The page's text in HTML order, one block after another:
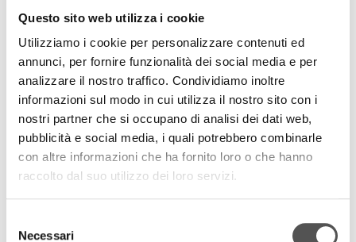
Questo sito web utilizza i cookie
Utilizziamo i cookie per personalizzare contenuti ed
annunci, per fornire funzionalità dei social media e per
analizzare il nostro traffico. Condividiamo inoltre
informazioni sul modo in cui utilizza il nostro sito con i
nostri partner che si occupano di analisi dei dati web,
pubblicità e social media, i quali potrebbero combinarle
con altre informazioni che ha fornito loro o che hanno
raccolto dal suo utilizzo dei loro servizi.
delNecessari